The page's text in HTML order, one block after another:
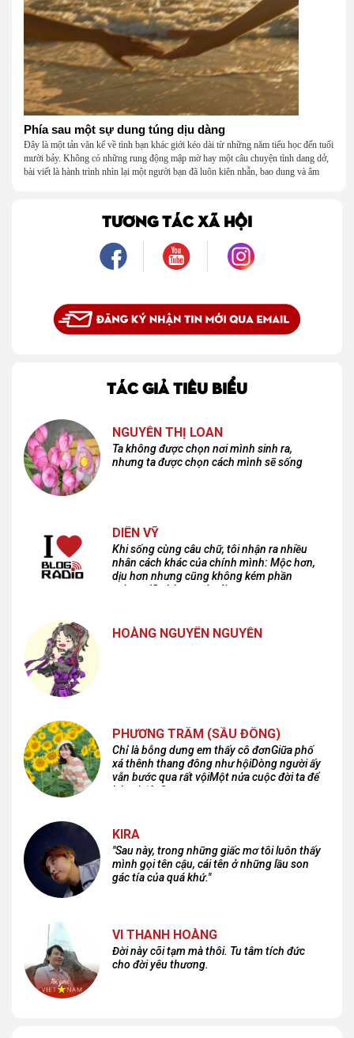
Phía sau một sự dung túng dịu dàng
Đây là một tản văn kể về tình bạn khác giới kéo dài từ những năm tiểu học đến tuổi
mười bảy. Không có những rung động mập mờ hay một câu chuyện tình dang dở,
bài viết là hành trình nhìn lại một người bạn đã luôn kiên nhẫn, bao dung và âm
là một mối tình, mà là một người luôn cho tôi quyền được là chính mình.
TƯƠNG TÁC XÃ HỘI
TÁC GIẢ TIÊU BIỂU
NGUYỄN THỊ LOAN
Ta không được chọn nơi mình sinh ra,
nhưng ta được chọn cách mình sẽ sống
DIÊN VỸ
Khi sống cùng câu chữ, tôi nhận ra nhiều
nhân cách khác của chính mình: Mộc hơn,
dịu hơn nhưng cũng không kém phần
cuồng dã và hoang hoải...
HOÀNG NGUYÊN NGUYỄN
PHƯƠNG TRÂM (SẦU ĐÔNG)
Chỉ là bỗng dưng em thấy cô đơnGiữa phố
xá thênh thang đông như hộiDòng người ấy
vẫn bước qua rất vộiMột nửa cuộc đời ta để
lại nơi đâu?
KIRA
"Sau này, trong những giấc mơ tôi luôn thấy
mình gọi tên cậu, cái tên ở những lầu son
gác tía của quá khứ."
VI THANH HOÀNG
Đời này cõi tạm mà thôi. Tu tâm tích đức
cho đời yêu thương.